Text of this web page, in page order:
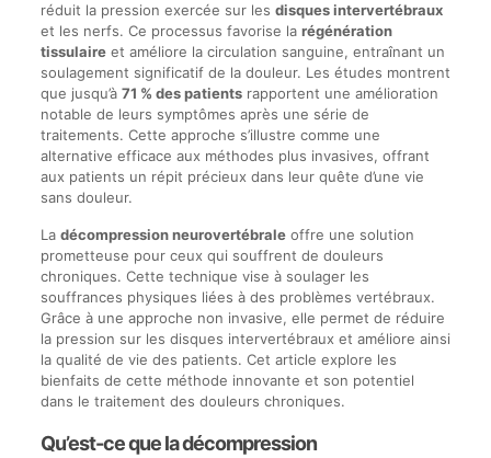
réduit la pression exercée sur les disques intervertébraux
et les nerfs. Ce processus favorise la régénération
tissulaireet améliore la circulation sanguine, entraînant un
soulagement significatif de la douleur. Les études montrent
que jusqu’à 71 % des patientsrapportent une amélioration
notable de leurs symptômes après une série de
traitements. Cette approche s’illustre comme une
alternative efficace aux méthodes plus invasives, offrant
aux patients un répit précieux dans leur quête d’une vie
sans douleur.
La décompression neurovertébraleoffre une solution
prometteuse pour ceux qui souffrent de douleurs
chroniques. Cette technique vise à soulager les
souffrances physiques liées à des problèmes vertébraux.
Grâce à une approche non invasive, elle permet de réduire
la pression sur les disques intervertébraux et améliore ainsi
la qualité de vie des patients. Cet article explore les
bienfaits de cette méthode innovante et son potentiel
dans le traitement des douleurs chroniques.
Qu’est-ce que la décompression